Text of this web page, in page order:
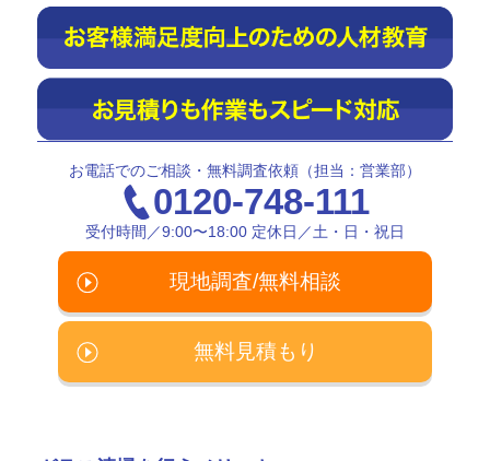
お電話でのご相談・無料調査依頼（担当：営業部）
0120-748-111
受付時間／9:00〜18:00 定休日／土・日・祝日
現地調査/無料相談
無料見積もり